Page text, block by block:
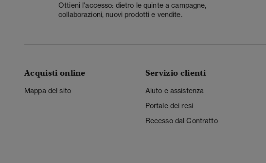
Ottieni l'accesso: dietro le quinte a campagne,
collaborazioni, nuovi prodotti e vendite.
Acquisti online
Mappa del sito
Servizio clienti
Aiuto e assistenza
Portale dei resi
Recesso dal Contratto